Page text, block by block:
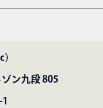
ン九段 805